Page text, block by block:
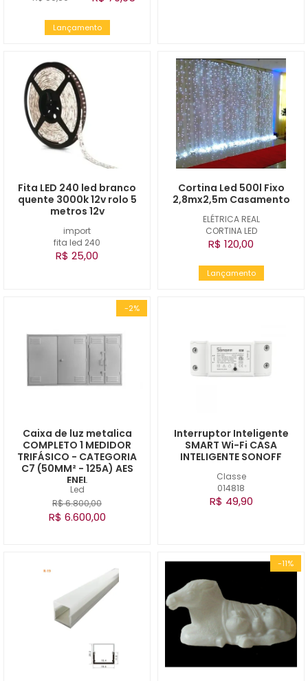
Lançamento
import
fita led 240
Fita LED 240 led branco
quente 3000k 12v rolo 5
metros 12v
R$ 25,00
ELÉTRICA REAL
CORTINA LED
Cortina Led 500l Fixo
2,8mx2,5m Casamento
R$ 120,00
Lançamento
-2%
Led
Caixa de luz metalica
COMPLETO 1 MEDIDOR
TRIFÁSICO - CATEGORIA
C7 (50MM² - 125A) AES
ENEL
R$ 6.800,00
R$ 6.600,00
Classe
014818
Interruptor Inteligente
SMART Wi-Fi CASA
INTELIGENTE SONOFF
R$ 49,90
-11%